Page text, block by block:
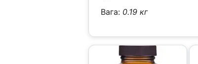
Вага: 0.19 кг